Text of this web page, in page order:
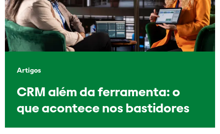
Artigos
CRM além da ferramenta: o
que acontece nos bastidores